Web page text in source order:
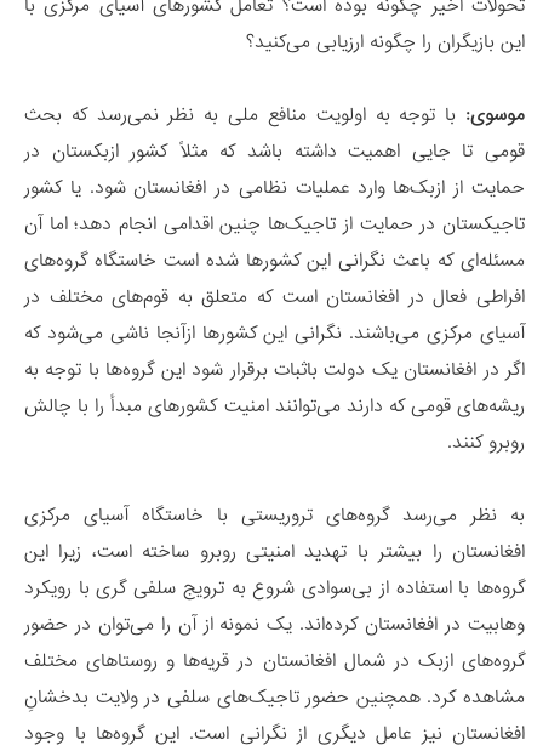
تحولات اخیر چگونه بوده است؟ تعامل کشورهای آسیای مرکزی با
این بازیگران را چگونه ارزیابی می‌کنید؟
موسوی: با توجه به اولویت منافع ملی به نظر نمی‌رسد که بحث
قومی تا جایی اهمیت داشته باشد که مثلاً کشور ازبکستان در
حمایت از ازبک‌ها وارد عملیات نظامی در افغانستان شود. یا کشور
تاجیکستان در حمایت از تاجیک‌ها چنین اقدامی انجام دهد؛ اما آن
مسئله‌ای که باعث نگرانی این کشورها شده است خاستگاه گروه‌های
افراطی فعال در افغانستان است که متعلق به قوم‌های مختلف در
آسیای مرکزی می‌باشند. نگرانی این کشورها ازآنجا ناشی می‌شود که
اگر در افغانستان یک دولت باثبات برقرار شود این گروه‌ها با توجه به
ریشه‌های قومی که دارند می‌توانند امنیت کشورهای مبدأ را با چالش
روبرو کنند.
به نظر می‌رسد گروه‌های تروریستی با خاستگاه آسیای مرکزی
افغانستان را بیشتر با تهدید امنیتی روبرو ساخته است، زیرا این
گروه‌ها با استفاده از بی‌سوادی شروع به ترویج سلفی گری با رویکرد
وهابیت در افغانستان کرده‌اند. یک نمونه از آن را می‌توان در حضور
گروه‌های ازبک در شمال افغانستان در قریه‌ها و روستاهای مختلف
مشاهده کرد. همچنین حضور تاجیک‌های سلفی در ولایت بدخشانِ
افغانستان نیز عامل دیگری از نگرانی است. این گروه‌ها با وجود